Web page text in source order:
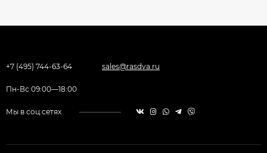
+7 (495) 744-63-64 sales@rasdva.ru
Пн-Вс 09:00—18:00
Мы в соц.сетях